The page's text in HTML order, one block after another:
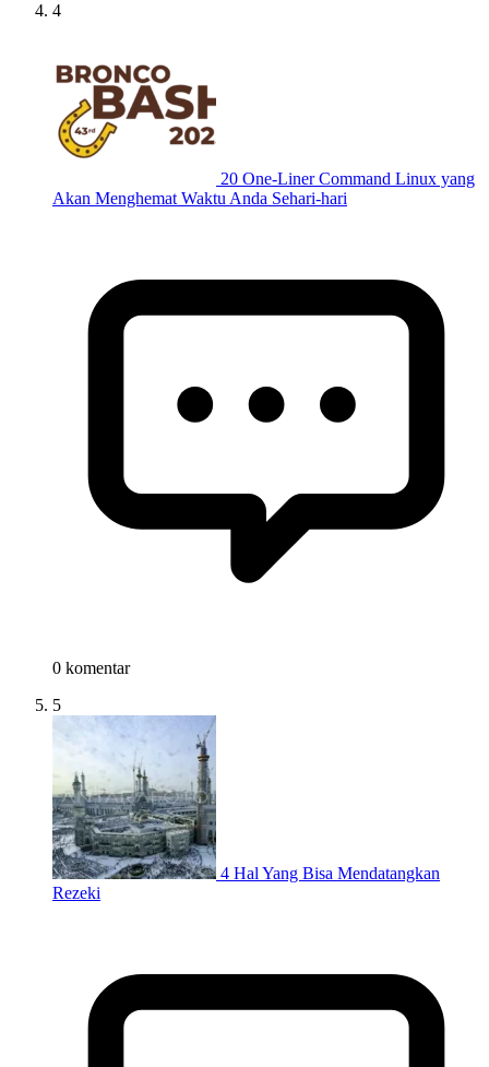
4
20 One-Liner Command Linux yang
Akan Menghemat Waktu Anda Sehari-hari
0 komentar
5
4 Hal Yang Bisa Mendatangkan
Rezeki